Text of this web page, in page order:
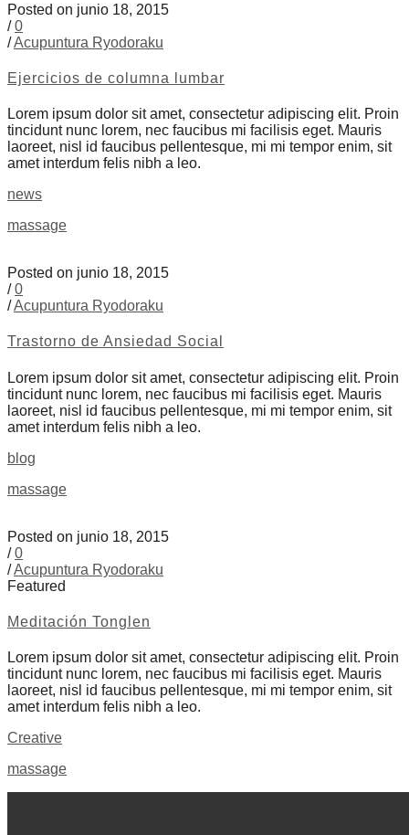
Posted on junio 18, 2015
/0
/Acupuntura Ryodoraku
Ejercicios de columna lumbar
Lorem ipsum dolor sit amet, consectetur adipiscing elit. Proin
tincidunt nunc lorem, nec faucibus mi facilisis eget. Mauris
laoreet, nisl id faucibus pellentesque, mi mi tempor enim, sit
amet interdum felis nibh a leo.
news
massage
Posted on junio 18, 2015
/0
/Acupuntura Ryodoraku
Trastorno de Ansiedad Social
Lorem ipsum dolor sit amet, consectetur adipiscing elit. Proin
tincidunt nunc lorem, nec faucibus mi facilisis eget. Mauris
laoreet, nisl id faucibus pellentesque, mi mi tempor enim, sit
amet interdum felis nibh a leo.
blog
massage
Posted on junio 18, 2015
/0
/Acupuntura Ryodoraku
Featured
Meditación Tonglen
Lorem ipsum dolor sit amet, consectetur adipiscing elit. Proin
tincidunt nunc lorem, nec faucibus mi facilisis eget. Mauris
laoreet, nisl id faucibus pellentesque, mi mi tempor enim, sit
amet interdum felis nibh a leo.
Creative
massage